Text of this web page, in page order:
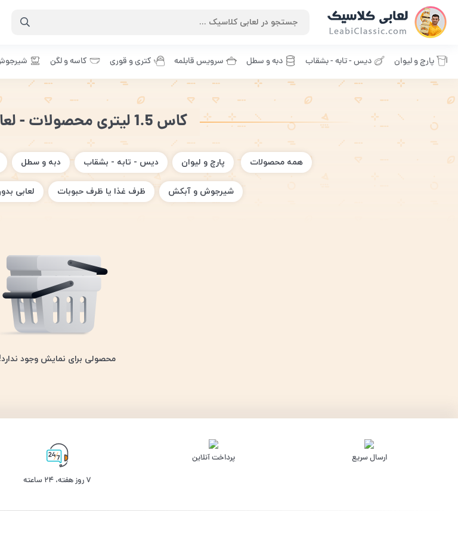
پارچ و لیوان دیس - تابه - بشقاب دبه و سطل سرویس قابلمه کتری و قوری کاسه و لگن
کاس 1.5 لیتری محصولات - لعابی کلاسیک
همه محصولات پارچ و لیوان دیس - تابه - بشقاب دبه و سطل
شیرجوش و آبکش ظرف غذا یا ظرف حبوبات لعابی
محصولی برای نمایش وجود ندارد!
ارسال سریع
پرداخت آنلاین
۷ روز ﻫﻔﺘﻪ، ۲۴ ﺳﺎﻋﺘﻪ